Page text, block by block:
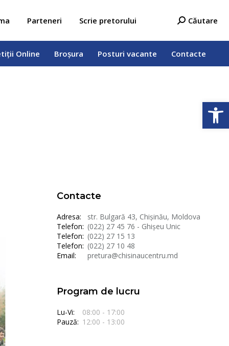
Parteneri Scrie pretorului Search:
Căutare
Online Broșura Posturi vacante Contacte
Contacte
Adresa:
str. Bulgară 43, Chișinău, Moldova
Telefon: (022) 27 45 76 - Ghișeu Unic
Telefon: (022) 27 15 13
Telefon: (022) 27 10 48
Email:
pretura@chisinaucentru.md
Program de lucru
Lu-Vi:
08:00 - 17:00
Pauză: 12:00 - 13:00
Online Broșura Posturi vacante Contacte